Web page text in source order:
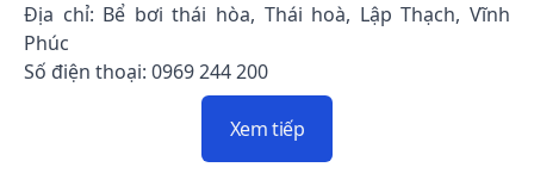
Địa chỉ: Bể bơi thái hòa, Thái hoà, Lập Thạch, Vĩnh
Phúc
Số điện thoại: 0969 244 200
Xem tiếp